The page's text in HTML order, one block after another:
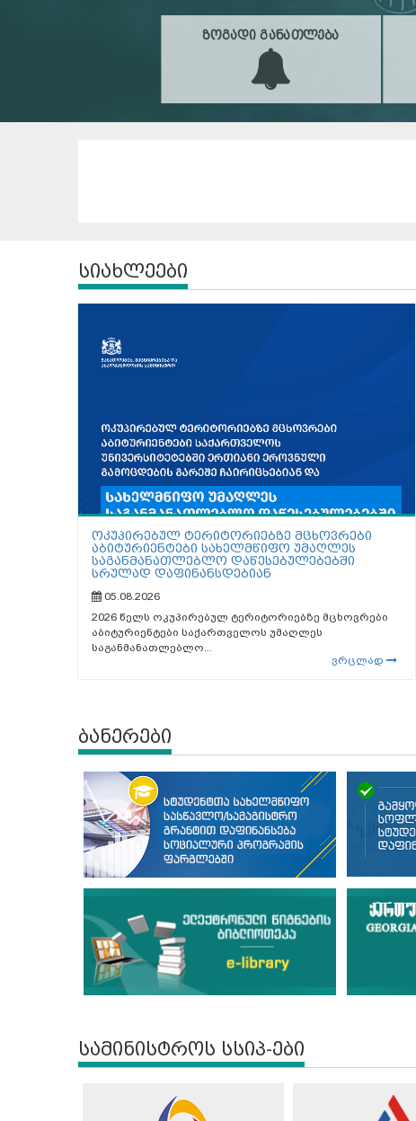
ᲖᲝᲒᲐᲓᲘ ᲒᲐᲜᲐᲗᲚᲔᲑᲐ
სიახლეები
ოკუპირებულ ტერიტორიებზე მცხოვრები
აბიტურიენტები სახელმწიფო უმაღლეს
საგანმანათლებლო დაწესებულებებში
სრულად დაფინანსდებიან
05.08.2026
2026 წელს ოკუპირებულ ტერიტორიებზე მცხოვრები
აბიტურიენტები საქართველოს უმაღლეს
საგანმანათლებლო...
ვრცლად
ბანერები
სამინისტროს სსიპ-ები